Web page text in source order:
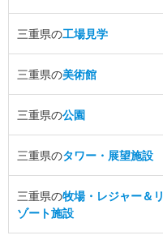
三重県の工場見学
三重県の美術館
三重県の公園
三重県のタワー・展望施設
三重県の牧場・レジャー＆リ
ゾート施設